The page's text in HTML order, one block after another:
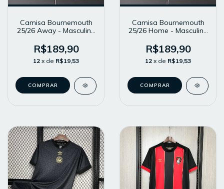
Camisa Bournemouth
25/26 Away - Masculina
Azul
R$189,90
12 x de R$19,53
COMPRAR
Camisa Bournemouth
25/26 Home - Masculina
Vermelha e Preta
R$189,90
12 x de R$19,53
COMPRAR